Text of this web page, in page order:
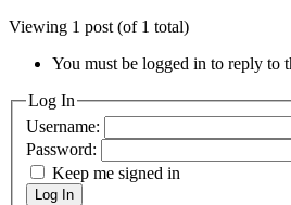
Viewing 1 post (of 1 total)
You must be logged in to reply to
Log In
Username:
Password:
Keep me signed in
Log In